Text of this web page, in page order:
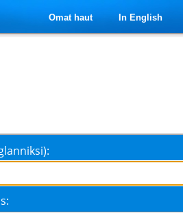
Omat haut In English